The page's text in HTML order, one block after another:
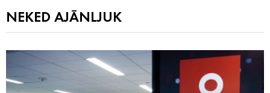
NEKED AJÁNLJUK